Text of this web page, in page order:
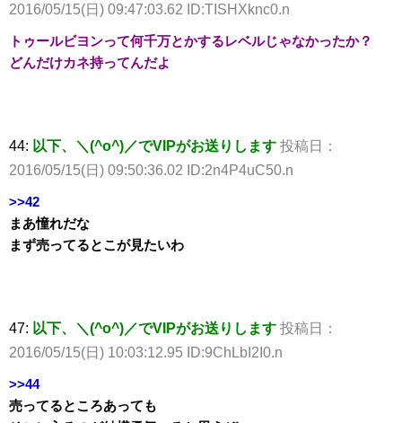
2016/05/15(日) 09:47:03.62 ID:TISHXknc0.n
トゥールビヨンって何千万とかするレベルじゃなかったか？
どんだけカネ持ってんだよ
44: 以下、＼(^o^)／でVIPがお送りします 投稿日：
2016/05/15(日) 09:50:36.02 ID:2n4P4uC50.n
>>42
まあ憧れだな
まず売ってるとこが見たいわ
47: 以下、＼(^o^)／でVIPがお送りします 投稿日：
2016/05/15(日) 10:03:12.95 ID:9ChLbI2I0.n
>>44
売ってるところあっても